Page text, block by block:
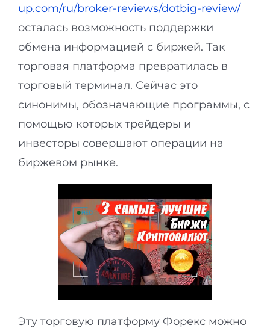
up.com/ru/broker-reviews/dotbig-review/
осталась возможность поддержки
обмена информацией с биржей. Так
торговая платформа превратилась в
торговый терминал. Сейчас это
синонимы, обозначающие программы, с
помощью которых трейдеры и
инвесторы совершают операции на
биржевом рынке.
Эту торговую платформу Форекс можно